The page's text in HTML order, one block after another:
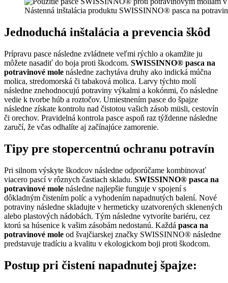
Nástenná inštalácia produktu SWISSINNO® pasca na
Jednoduchá inštalácia a prevencia škôd
Prípravu pasce následne zvládnete veľmi rýchlo a okamžite ju
môžete nasadiť do boja proti škodcom. SWISSINNO® pasca na
potravinové mole následne zachytáva druhy ako indická múčna
molica, stredomorská či tabaková molica. Larvy týchto molí
následne znehodnocujú potraviny výkalmi a kokónmi, čo následne
vedie k tvorbe húb a roztočov. Umiestnením pasce do špajze
následne získate kontrolu nad čistotou vašich zásob müsli, cestovín
či orechov. Pravidelná kontrola pasce aspoň raz týždenne následne
zaručí, že včas odhalíte aj začínajúce zamorenie.
Tipy pre stopercentnú ochranu potravín
Pri silnom výskyte škodcov následne odporúčame kombinovať
viacero pascí v rôznych častiach skladu. SWISSINNO® pasca na
potravinové mole následne najlepšie funguje v spojení s
dôkladným čistením políc a vyhodením napadnutých balení. Nové
potraviny následne skladujte v hermeticky uzatvorených sklenených
alebo plastových nádobách. Tým následne vytvoríte bariéru, cez
ktorú sa húsenice k vašim zásobám nedostanú. Každá pasca na
potravinové mole od švajčiarskej značky SWISSINNO® následne
predstavuje tradíciu a kvalitu v ekologickom boji proti škodcom.
Postup pri čistení napadnutej špajze: